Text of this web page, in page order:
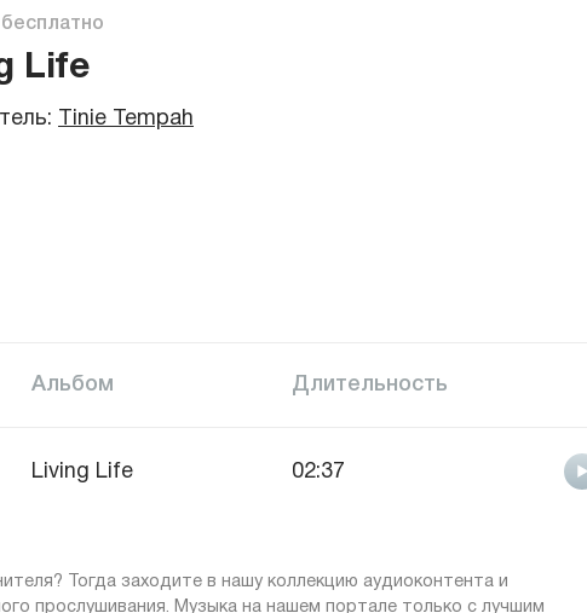
Life
Tinie Tempah
Альбом Длительность
Living Life 02:37
Тогда заходите в нашу коллекцию аудиоконтента и
прослушивания. Музыка на нашем портале только с лучшим